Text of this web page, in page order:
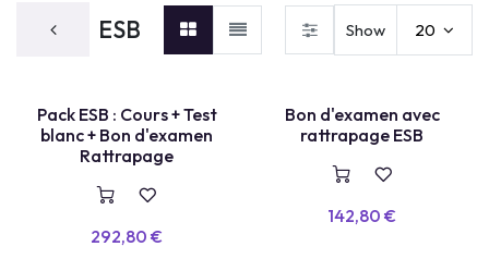
ESB Show 20
TEST LABEL
Pack ESB : Cours + Test
blanc + Bon d'examen
Rattrapage
292,80 €
E
X
AM
E
N
+
R
E
P
A
S
S
A
GE
Bon d'examen avec
rattrapage ESB
142,80 €